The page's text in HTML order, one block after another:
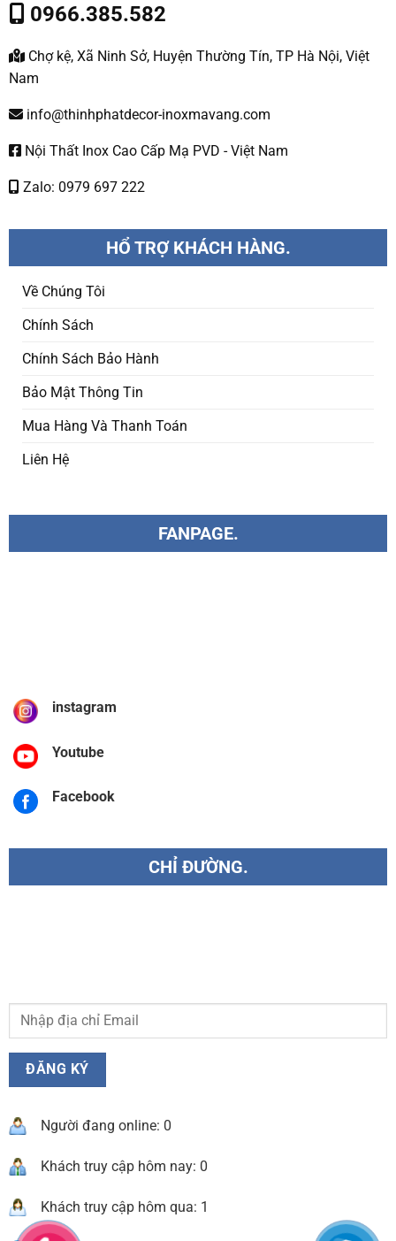
0966.385.582
Chợ kệ, Xã Ninh Sở, Huyện Thường Tín, TP Hà Nội, Việt
Nam
info@thinhphatdecor-inoxmavang.com
Nội Thất Inox Cao Cấp Mạ PVD - Việt Nam
Zalo: 0979 697 222
HỔ TRỢ KHÁCH HÀNG.
Về Chúng Tôi
Chính Sách
Chính Sách Bảo Hành
Bảo Mật Thông Tin
Mua Hàng Và Thanh Toán
Liên Hệ
FANPAGE.
instagram
Youtube
Facebook
CHỈ ĐƯỜNG.
Người đang online: 0
Khách truy cập hôm nay: 0
Khách truy cập hôm qua: 1